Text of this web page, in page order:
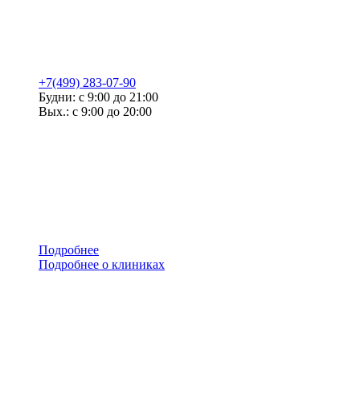
+7(499) 283-07-90
Будни: с 9:00 до 21:00
Вых.: с 9:00 до 20:00
Подробнее
Подробнее о клиниках